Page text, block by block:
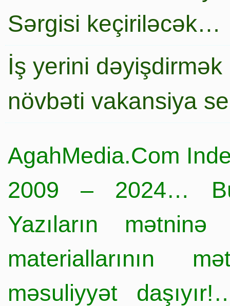
Sərgisi keçiriləcək…
İş yerini
növbəti vakansiya
AgahMedia.Com
2009 – 2024…
Yazıların
materiallarının
məsuliyyət